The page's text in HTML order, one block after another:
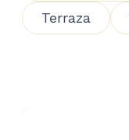
Terraza